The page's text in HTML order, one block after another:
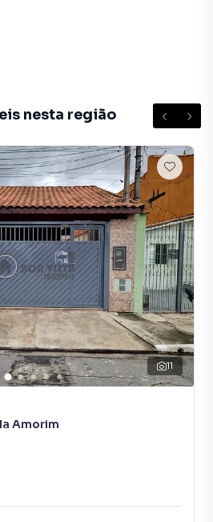
e com a praticidade de
seu computador ou
rápido e gratuito! A Boa Vista
incluindo Suzano.
você consegue vender ou
mais rápido do que em imobiliárias
e locamos diversos imóveis em
Chácara Faggion. Isso porque
digital focada em produzir
Suzano, o que aumenta muito
e tendo como
chance de vender ou alugar seu
também com um time de
treinados e uma central de
para atender proprietários e
nesta região
11
Amorim